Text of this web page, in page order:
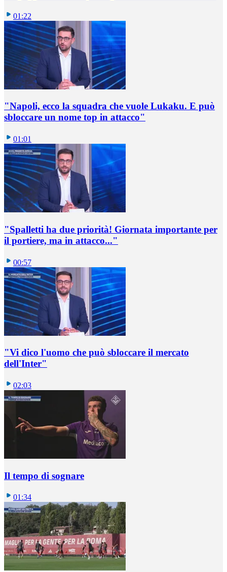
01:22
"Napoli, ecco la squadra che vuole Lukaku. E può
sbloccare un nome top in attacco"
01:01
"Spalletti ha due priorità! Giornata importante per
il portiere, ma in attacco..."
00:57
"Vi dico l'uomo che può sbloccare il mercato
dell'Inter"
02:03
Il tempo di sognare
01:34